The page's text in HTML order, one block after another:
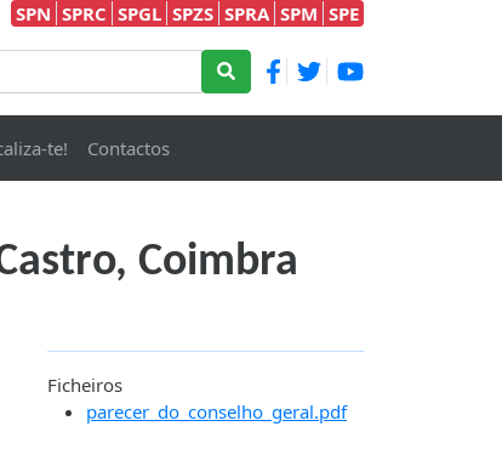
SPN SPRC SPGL SPZS SPRA SPM SPE
te! Contactos
Coimbra
Ficheiros
parecer_do_conselho_geral.pdf